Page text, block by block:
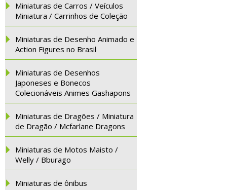
Miniaturas de Carros / Veículos
Miniatura / Carrinhos de Coleção
Miniaturas de Desenho Animado e
Action Figures no Brasil
Miniaturas de Desenhos
Japoneses e Bonecos
Colecionáveis Animes Gashapons
Miniaturas de Dragões / Miniatura
de Dragão / Mcfarlane Dragons
Miniaturas de Motos Maisto /
Welly / Bburago
Miniaturas de ônibus